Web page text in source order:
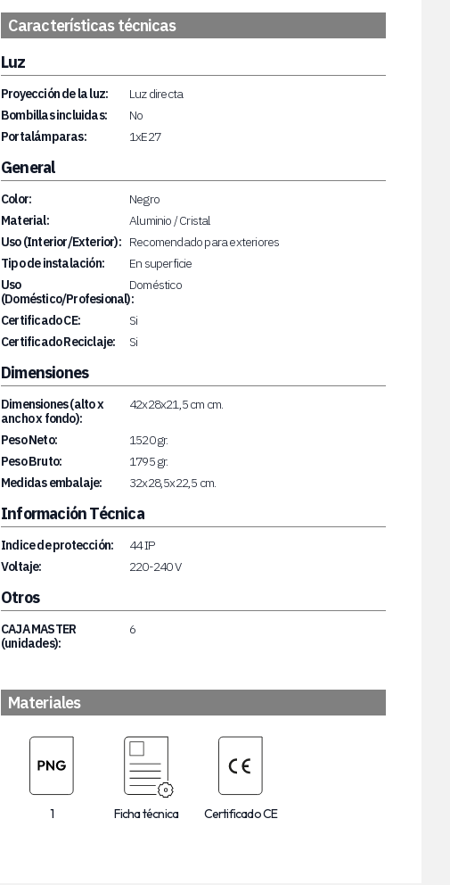
Características técnicas
Luz
Proyección de la luz:
Luz directa
Bombillas incluidas:
No
Portalámparas:
1xE27
General
Color:
Negro
Material:
Aluminio / Cristal
Uso (Interior/Exterior): Recomendado para exteriores
Tipo de instalación:
En superficie
Uso
(Doméstico/Profesional):
Doméstico
Certificado CE:
Si
Certificado Reciclaje:
Si
Dimensiones
Dimensiones (alto x
ancho x fondo):
42x28x21,5 cm cm.
Peso Neto:
1520 gr.
Peso Bruto:
1795 gr.
Medidas embalaje:
32x28,5x22,5 cm.
Información Técnica
Indice de protección:
44 IP
Voltaje:
220-240 V
Otros
CAJA MASTER
(unidades):
6
Materiales
1 Ficha técnica Certificado CE